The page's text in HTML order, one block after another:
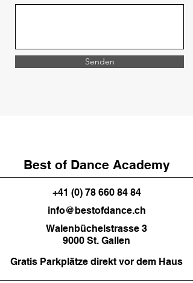
Senden
Best of Dance Academy
+41 (0) 78 660 84 84
info@bestofdance.ch
Walenbüchelstrasse 3
9000 St. Gallen
Gratis Parkplätze direkt vor dem Haus